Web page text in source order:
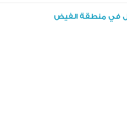
في منطقة الفيض